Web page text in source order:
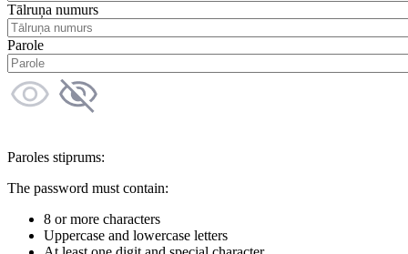
Tālruņa numurs
Parole
Paroles stiprums:
The password must contain:
8 or more characters
Uppercase and lowercase letters